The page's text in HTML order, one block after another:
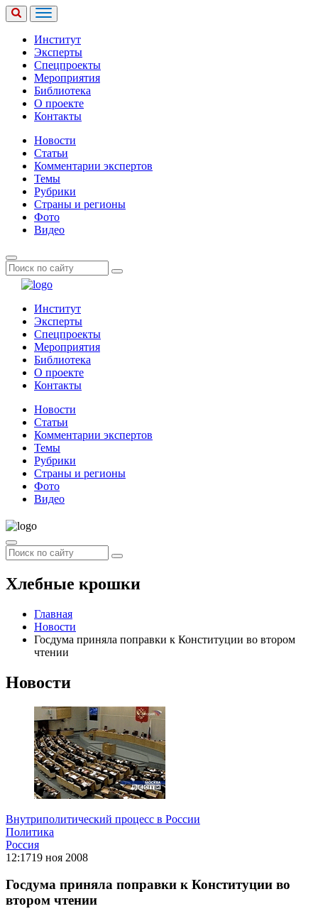
Институт
Эксперты
Спецпроекты
Мероприятия
Библиотека
О проекте
Контакты
Новости
Статьи
Комментарии экспертов
Темы
Рубрики
Страны и регионы
Фото
Видео
Институт
Эксперты
Спецпроекты
Мероприятия
Библиотека
О проекте
Контакты
Новости
Статьи
Комментарии экспертов
Темы
Рубрики
Страны и регионы
Фото
Видео
Хлебные крошки
Главная
Новости
Госдума приняла поправки к Конституции во втором
чтении
Новости
Внутриполитический процесс в России
Политика
Россия
12:1719 ноя 2008
Госдума приняла поправки к Конституции во
втором чтении